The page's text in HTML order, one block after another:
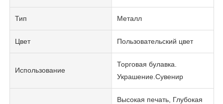
Тип Металл
Цвет Пользовательский цвет
Использование
Торговая булавка.
Украшение.Сувенир
Высокая печать, Глубокая